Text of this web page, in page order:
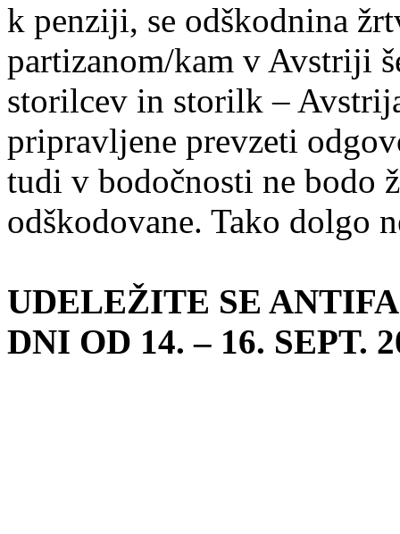
k penziji, se odškodnina
partizanom/kam v Avstriji
storilcev in storilk –
pripravljene prevzeti
tudi v bodočnosti ne bodo
odškodovane. Tako dolgo
UDELEŽITE SE
DNI OD 14. – 16. SEPT.